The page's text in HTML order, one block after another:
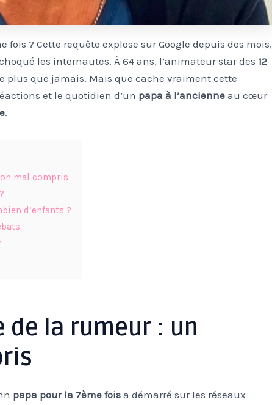
? Cette requête explose sur Google depuis des mois,
les internautes. À 64 ans, l’animateur star des 12
plus que jamais. Mais que cache vraiment cette
et le quotidien d’un papa à l’ancienneau cœur
.
mal compris
d’enfants ?
de la rumeur : un
papa pour la 7ème foisa démarré sur les réseaux